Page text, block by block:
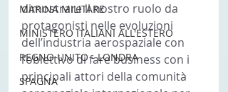
MARINA MILITARE
MINISTERO ITALIANI ALL'ESTERO
REGNO UNITO - LONDRA
SPAGNA
dimostrare il nostro ruolo da
protagonisti nelle evoluzioni
dell’industria aerospaziale con
l’obiettivo di fare business con i
principali attori della comunità